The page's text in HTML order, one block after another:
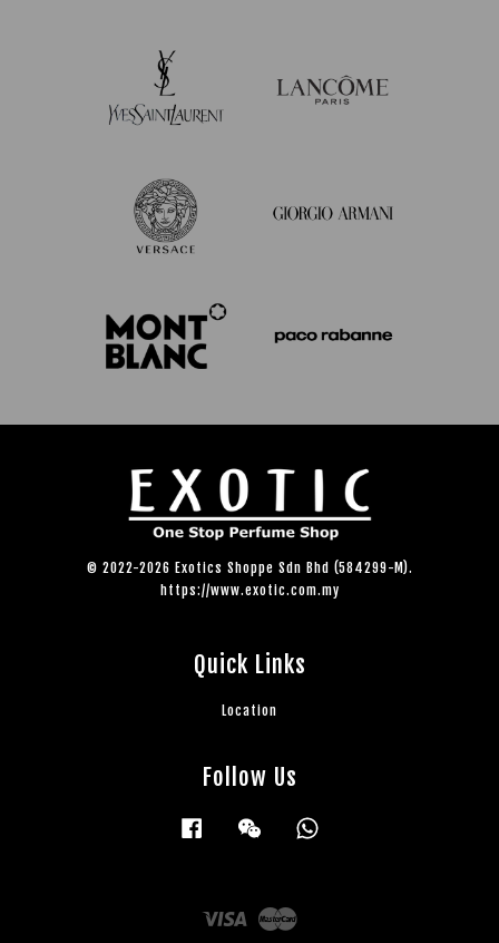
© 2022-2026 Exotics Shoppe Sdn Bhd (584299-M).
https://www.exotic.com.my
Quick Links
Location
Follow Us
Facebook Wechat
Visa